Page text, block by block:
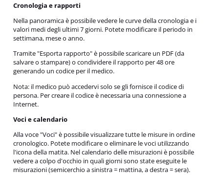
Cronologia e rapporti
Nella panoramica è possibile vedere le curve della cronologia e i
valori medi degli ultimi 7 giorni. Potete modificare il periodo in
settimana, mese o anno.
Tramite "Esporta rapporto" è possibile scaricare un PDF (da
salvare o stampare) o condividere il rapporto per 48 ore
generando un codice per il medico.
Nota: il medico può accedervi solo se gli fornisce il codice di
persona. Per creare il codice è necessaria una connessione a
Internet.
Voci e calendario
Alla voce "Voci" è possibile visualizzare tutte le misure in ordine
cronologico. Potete modificare o eliminare le voci utilizzando
l'icona della matita. Nel calendario delle misurazioni è possibile
vedere a colpo d'occhio in quali giorni sono state eseguite le
misurazioni (semicerchio a sinistra = mattina, a destra = sera).